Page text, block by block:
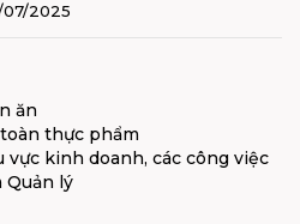
2025
ăn
thực phẩm
vực kinh doanh, các công việc
Quản lý